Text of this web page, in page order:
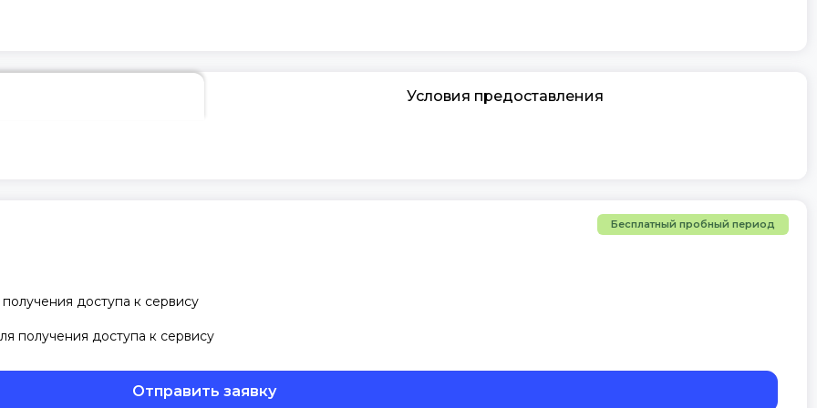
Условия предоставления
Бесплатный пробный период
доступа к сервису
получения доступа к сервису
Отправить заявку